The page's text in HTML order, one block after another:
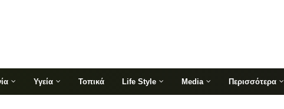
Υγεία Τοπικά Life Style Media Περισσότερα